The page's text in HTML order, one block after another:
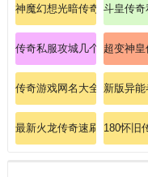
神魔幻想光暗传奇亲手替我
斗皇传
传奇私服攻城几个小时: 传
超变神
传奇游戏网名大全 新版异
最新火龙传奇速刷魔龙教主
180怀旧